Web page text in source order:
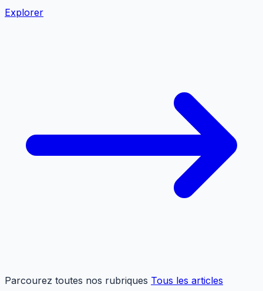
Explorer
Parcourez toutes nos rubriques Tous les articles